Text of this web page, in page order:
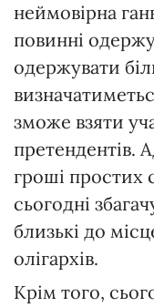
неймовірна
повинні
одержувати
зможе взяти
претендентів.
гроші простих
сьогодні
близькі до
олігархів.
Крім того,